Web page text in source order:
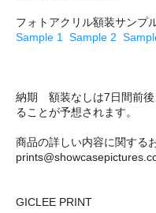
フォトアクリル額装サンプ
Sample 1
Sample 2
納期 額装なしは7日間前後
ることが予想されます。
商品の詳しい内容に関する
GICLEE PRINT